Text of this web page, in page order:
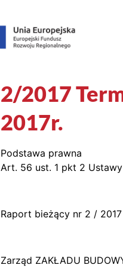
2/2017
2017r.
Podstawa prawna
Art. 56 ust. 1 pkt 2
Raport bieżący nr 2 / 2017
Zarząd ZAKŁADU